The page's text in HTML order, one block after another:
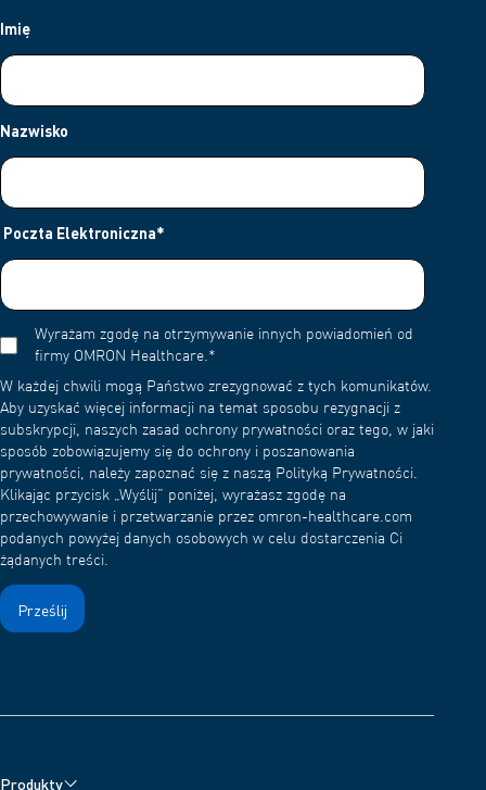
Imię
Nazwisko
Poczta Elektroniczna*
Wyrażam zgodę na otrzymywanie innych powiadomień od
firmy OMRON Healthcare. *
W każdej chwili mogą Państwo zrezygnować z tych komunikatów.
Aby uzyskać więcej informacji na temat sposobu rezygnacji z
subskrypcji, naszych zasad ochrony prywatności oraz tego, w jaki
sposób zobowiązujemy się do ochrony i poszanowania
prywatności, należy zapoznać się z naszą Polityką Prywatności.
Klikając przycisk „Wyślij” poniżej, wyrażasz zgodę na
przechowywanie i przetwarzanie przez omron-healthcare.com
podanych powyżej danych osobowych w celu dostarczenia Ci
żądanych treści.
Produkty